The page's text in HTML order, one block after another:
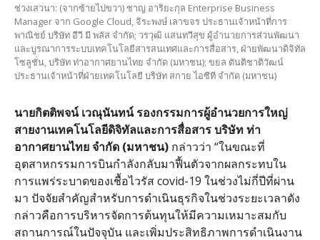
ช่วงเสวนา: (จากซ้ายไปขวา) ชาญ อาริยะกุล Enterprise Business
Manager จาก Google Cloud, จิระพงษ์ เลาขจร ประธานเจ้าหน้าที่การ
พาณิชย์ บริษัท อีวี มี พลัส จำกัด; วรวุฒิ แสนทวีสุข ผู้อำนวยการส่วนพัฒนา
และบูรณาการระบบเทคโนโลยีสารสนเทศและการสื่อสาร, ฝ่ายพัฒนาดิจิทัล
โซลูชั่น, บริษัท ท่าอากาศยานไทย จำกัด (มหาชน); ขยล ตันติชาติวัฒน์
ประธานเจ้าหน้าที่ฝ่ายเทคโนโลยี บริษัท สกาย ไอซีที จำกัด (มหาชน)
นายกิตติพจน์ เวณุนันทน์ รองกรรมการผู้อำนวยการใหญ่
สายงานเทคโนโลยีดิจิทัลและการสื่อสาร บริษัท ท่า
อากาศยานไทย จำกัด(มหาชน) กล่าวว่า “ในขณะที่
อุตสาหกรรมการบินกำลังกลับมาฟื้นตัวจากผลกระทบใน
การแพร่ระบาดของเชื้อไวรัสcovid-19 ในช่วงไม่กี่ปีที่ผ่าน
มา ปัจจัยสำคัญสำหรับการดำเนินธุรกิจในช่วงระยะเวลาดัง
กล่าวคือการบริหารจัดการต้นทุนให้มีความเหมาะสมกับ
สถานการณ์ในปัจจุบัน และเพิ่มประสิทธิภาพการดำเนินงาน